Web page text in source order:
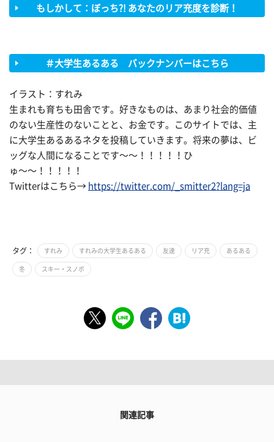
もしかして：ぼっち?! あなたのリア充度を診断！
＃大学生あるある バックナンバーはこちら
イラスト：すれみ
生まれも育ちも田舎です。好きなものは、あまり社会的価値
のない生産性のないことと、お金です。このサイトでは、主
に大学生あるあるネタを投稿していきます。将来の夢は、ビ
ッグな人間になることです〜〜！！！！！ひ
ゅ〜〜！！！！！
Twitterはこちら→ https://twitter.com/_smitter2?lang=ja
タグ： すれみ すれみの大学生あるある 友達 リア充 あるある
冬 スキー・スノボ
関連記事